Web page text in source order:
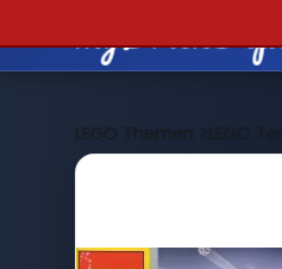
LEGO Themen >LEGO